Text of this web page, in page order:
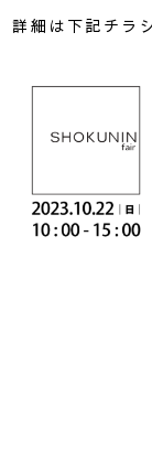
詳細は下記チラ